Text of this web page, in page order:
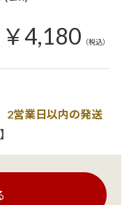
￥4,180 （税込）
営業日以内の発送